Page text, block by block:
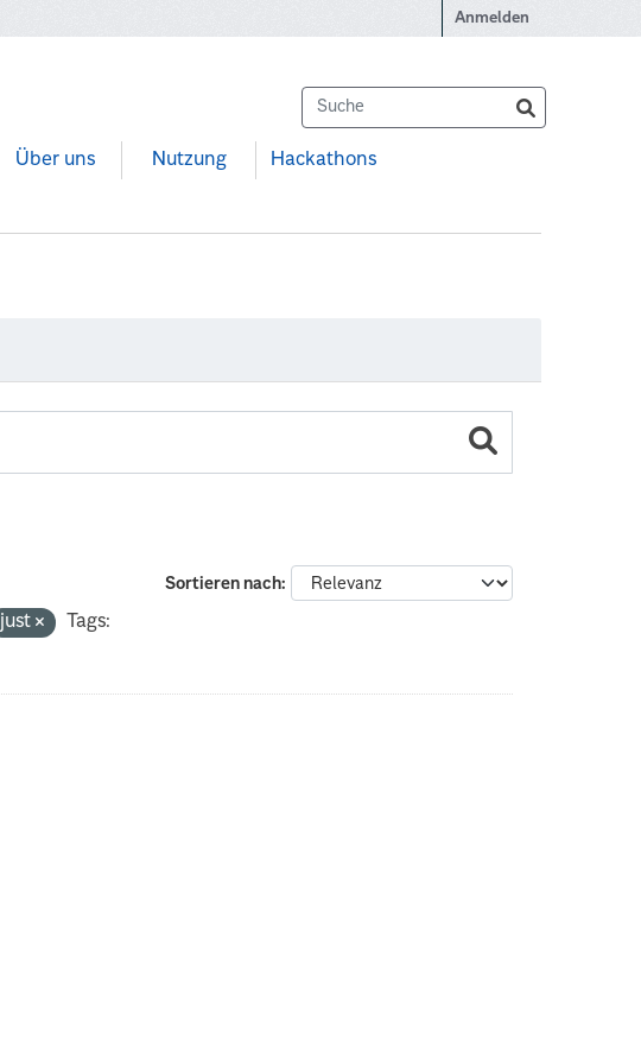
Anmelden
Über uns Nutzung Hackathons
Sortieren nach
just
Tags: